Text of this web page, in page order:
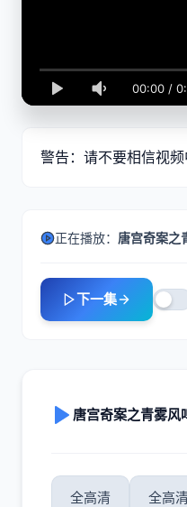
00:00 /
警告：请不要相信视频
正在播放： 唐宫奇案之
下一集
唐宫奇案之青雾风
全高清 全高